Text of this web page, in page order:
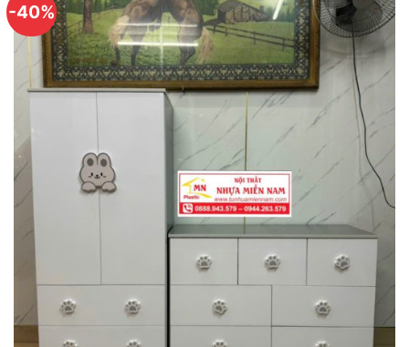
-40%